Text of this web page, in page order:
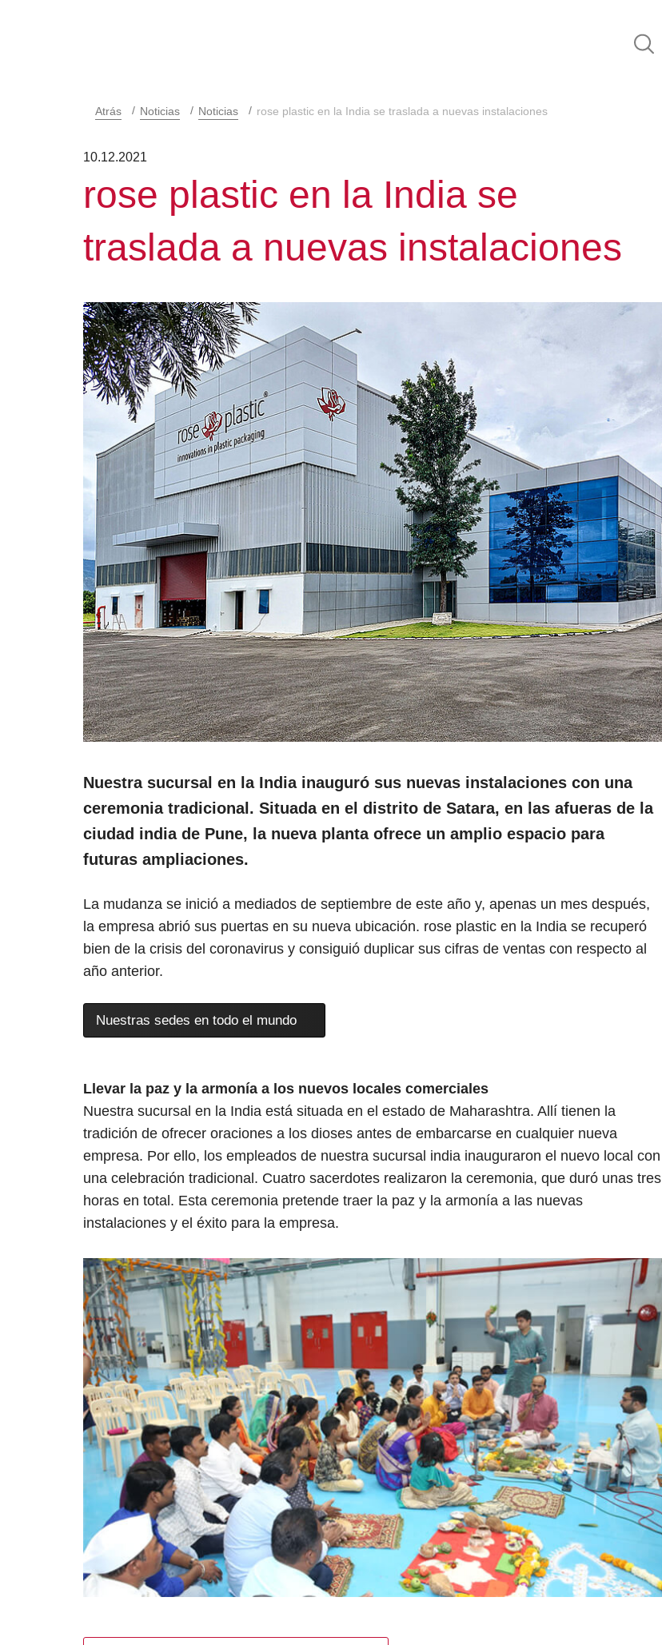
Atrás Noticias Noticias rose plastic en la India se traslada a nuevas instalaciones
10.12.2021
rose plastic en la India se
traslada a nuevas instalaciones
Nuestra sucursal en la India inauguró sus nuevas instalaciones con una
ceremonia tradicional. Situada en el distrito de Satara, en las afueras de la
ciudad india de Pune, la nueva planta ofrece un amplio espacio para
futuras ampliaciones.
La mudanza se inició a mediados de septiembre de este año y, apenas un mes después,
la empresa abrió sus puertas en su nueva ubicación. rose plastic en la India se recuperó
bien de la crisis del coronavirus y consiguió duplicar sus cifras de ventas con respecto al
año anterior.
Nuestras sedes en todo el mundo
Llevar la paz y la armonía a los nuevos locales comerciales
Nuestra sucursal en la India está situada en el estado de Maharashtra. Allí tienen la
tradición de ofrecer oraciones a los dioses antes de embarcarse en cualquier nueva
empresa. Por ello, los empleados de nuestra sucursal india inauguraron el nuevo local con
una celebración tradicional. Cuatro sacerdotes realizaron la ceremonia, que duró unas tres
horas en total. Esta ceremonia pretende traer la paz y la armonía a las nuevas
instalaciones y el éxito para la empresa.